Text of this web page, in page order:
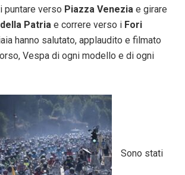
puntare verso Piazza Venezia e girare
della Patria e correre verso i Fori
hanno salutato, applaudito e filmato
Vespa di ogni modello e di ogni
Sono stati